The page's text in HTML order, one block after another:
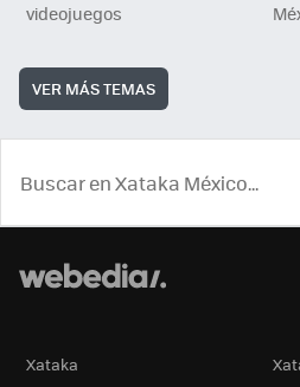
videojuegos
VER MÁS TEMAS
Xataka